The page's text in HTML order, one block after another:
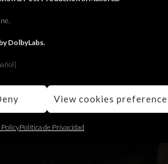
DolbyLabs.
View cookies
Política de Privacidad
BACK